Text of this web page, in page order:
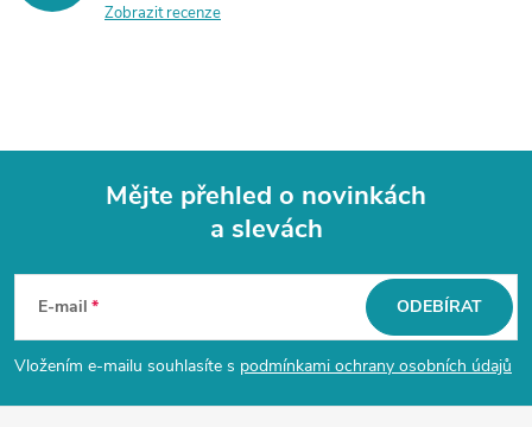
Zobrazit recenze
p
Mějte přehled o novinkách
a slevách
E-mail
Vložením e-mailu souhlasíte s podmínkami ochrany osobních údajů
ODEBÍRAT